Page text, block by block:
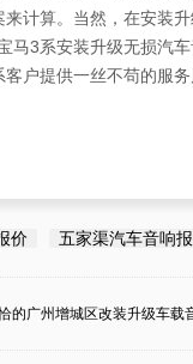
计算。当然，在安装
马3系安装升级无损汽
户提供一丝不苟的服
价？”的疑问，建议选
价 五家渠汽车音响
的广州增城区改装升级车载